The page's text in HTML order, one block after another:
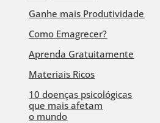
Ganhe mais Produtividade
Como Emagrecer?
Aprenda Gratuitamente
Materiais Ricos
10 doenças psicológicas
que mais afetam
o mundo